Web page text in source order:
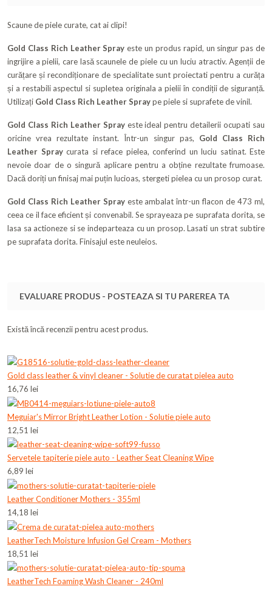
Scaune de piele curate, cat ai clipi!
Gold Class Rich Leather Sprayeste un produs rapid, un singur pas de
ingrijire a pielii, care lasă scaunele de piele cu un luciu atractiv. Agenții de
curățare și recondiționare de specialitate sunt proiectati pentru a curăța
și a restabili aspectul si supletea originala a pielii în condiții de siguranță.
Utilizați Gold Class Rich Leather Spraype piele si suprafete de vinil.
Gold Class Rich Leather Sprayeste ideal pentru detailerii ocupati sau
oricine vrea rezultate instant. Într-un singur pas, Gold Class Rich
Leather Spray curata si reface pielea, conferind un luciu satinat. Este
nevoie doar de o singură aplicare pentru a obține rezultate frumoase.
Dacă doriți un finisaj mai puțin lucioas, stergeti pielea cu un prosop curat.
Gold Class Rich Leather Sprayeste ambalat într-un flacon de 473 ml,
ceea ce il face eficient și convenabil. Se sprayeaza pe suprafata dorita, se
lasa sa actioneze si se indeparteaza cu un prosop. Lasati un strat subtire
pe suprafata dorita. Finisajul este neuleios.
EVALUARE PRODUS - POSTEAZA SI TU PAREREA TA
Există încă recenzii pentru acest produs.
Gold class leather & vinyl cleaner - Solutie de curatat pielea auto
16,76 lei
Meguiar's Mirror Bright Leather Lotion - Solutie piele auto
12,51 lei
Servetele tapiterie piele auto - Leather Seat Cleaning Wipe
6,89 lei
Leather Conditioner Mothers - 355ml
14,18 lei
LeatherTech Moisture Infusion Gel Cream - Mothers
18,51 lei
LeatherTech Foaming Wash Cleaner - 240ml